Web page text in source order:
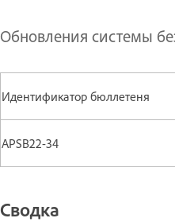
Обновления системы
Идентификатор бюллетеня
APSB22-34
Сводка